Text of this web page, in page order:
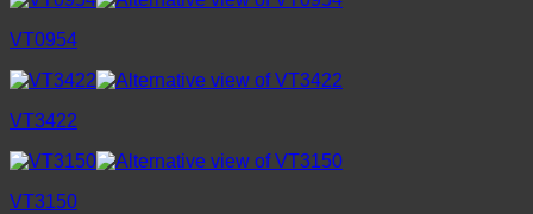
VT0954
VT3422
VT3150